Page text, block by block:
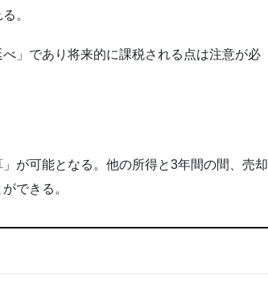
。
」であり将来的に課税される点は注意が必
が可能となる。他の所得と3年間の間、売却
できる。